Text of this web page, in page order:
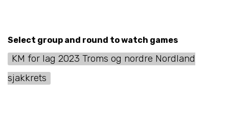
Select group and round to watch games
KM for lag 2023 Troms og nordre Nordland
sjakkrets